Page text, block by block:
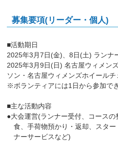
募集要項(リーダー・個人)
■活動期日
2025年3月7日(金)、8日(土) ランナ
2025年3月9日(日) 名古屋ウィメン
ソン・名古屋ウィメンズホイール
※ボランティアには1日から参加でき
■主な活動内容
●大会運営(ランナー受付、コース
食、手荷物預かり・返却、スタ
ナーサービスなど)